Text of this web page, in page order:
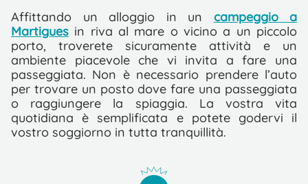
Affittando un alloggio in un campeggio a
Martigues in riva al mare o vicino a un piccolo
porto, troverete sicuramente attività e un
ambiente piacevole che vi invita a fare una
passeggiata. Non è necessario prendere l’auto
per trovare un posto dove fare una passeggiata
o raggiungere la spiaggia. La vostra vita
quotidiana è semplificata e potete godervi il
vostro soggiorno in tutta tranquillità.